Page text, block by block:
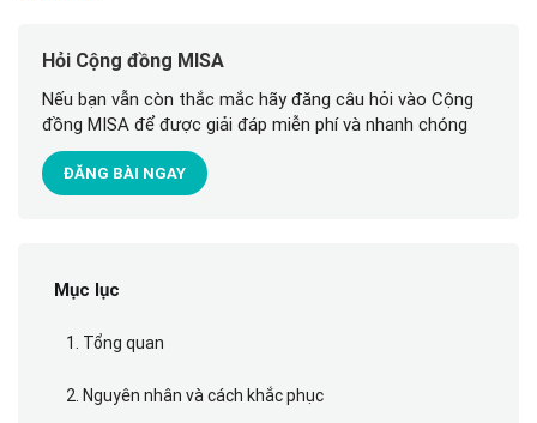
Hỏi Cộng đồng MISA
Nếu bạn vẫn còn thắc mắc hãy đăng câu hỏi vào Cộng
đồng MISA để được giải đáp miễn phí và nhanh chóng
ĐĂNG BÀI NGAY
Mục lục
1. Tổng quan
2. Nguyên nhân và cách khắc phục